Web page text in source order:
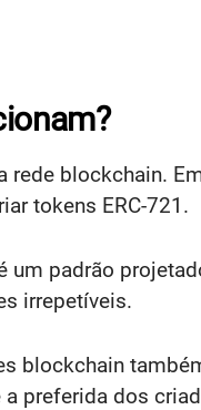
rede blockchain.
tokens ERC-721.
um padrão
irrepetíveis.
blockchain
a preferida dos